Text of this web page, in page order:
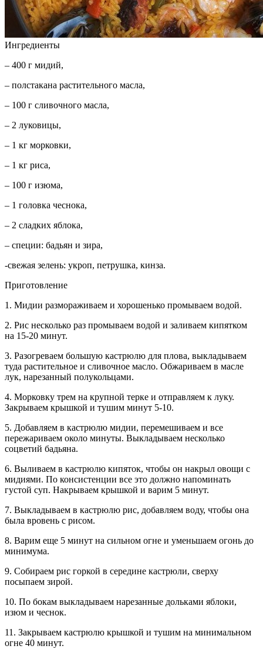
Ингредиенты
– 400 г мидий,
– полстакана растительного масла,
– 100 г сливочного масла,
– 2 луковицы,
– 1 кг морковки,
– 1 кг риса,
– 100 г изюма,
– 1 головка чеснока,
– 2 сладких яблока,
– специи: бадьян и зира,
-свежая зелень: укроп, петрушка, кинза.
Приготовление
1. Мидии размораживаем и хорошенько промываем водой.
2. Рис несколько раз промываем водой и заливаем кипятком
на 15-20 минут.
3. Разогреваем большую кастрюлю для плова, выкладываем
туда растительное и сливочное масло. Обжариваем в масле
лук, нарезанный полукольцами.
4. Морковку трем на крупной терке и отправляем к луку.
Закрываем крышкой и тушим минут 5-10.
5. Добавляем в кастрюлю мидии, перемешиваем и все
пережариваем около минуты. Выкладываем несколько
соцветий бадьяна.
6. Выливаем в кастрюлю кипяток, чтобы он накрыл овощи с
мидиями. По консистенции все это должно напоминать
густой суп. Накрываем крышкой и варим 5 минут.
7. Выкладываем в кастрюлю рис, добавляем воду, чтобы она
была вровень с рисом.
8. Варим еще 5 минут на сильном огне и уменьшаем огонь до
минимума.
9. Собираем рис горкой в середине кастрюли, сверху
посыпаем зирой.
10. По бокам выкладываем нарезанные дольками яблоки,
изюм и чеснок.
11. Закрываем кастрюлю крышкой и тушим на минимальном
огне 40 минут.